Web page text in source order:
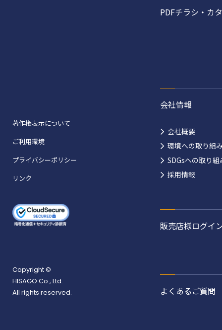
著作権表示について
ご利用環境
プライバシーポリシー
リンク
Copyright ©
HISAGO Co., Ltd.
All rights reserved.
PDFチラシ・カ
会社情報
会社概要
環境への取り組
SDGsへの取り組
採用情報
販売店様ログイ
よくあるご質問